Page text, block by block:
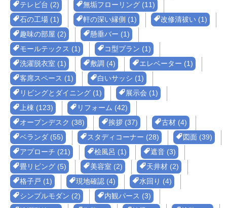
テレビ台 (2)
無垢フローリング (11)
石の工場 (1)
軒の深い縁側 (1)
改修清祓い (1)
趣味の部屋 (2)
懸垂バー (1)
モールテックス (1)
コ型プラン (1)
洗濯脱衣室 (1)
敷調 (4)
エレベーター (1)
客席スペース (1)
白いサッシ (1)
リビングとダイニング (1)
展示会 (1)
上棟 (123)
リフォーム (42)
オープンデスク (38)
挨拶 (37)
古材 (4)
ベランダ (55)
スタディコーナー (28)
図面 (39)
アプローチ (21)
桧風呂 (1)
遮音 (3)
畳リビング (5)
美容室 (2)
天井材 (2)
格子戸 (1)
現地確認 (4)
水回り (4)
シンプルモダン (2)
内観パース (3)